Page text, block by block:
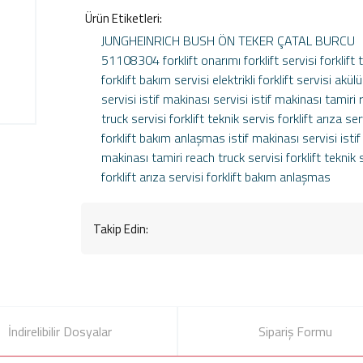
Ürün Etiketleri:
JUNGHEINRICH BUSH ÖN TEKER ÇATAL BURCU
51108304forklift onarımı forklift servisi forklift
forklift bakım servisi elektrikli forklift servisi
servisi istif makinası servisi istif makinası tamiri
truck servisi forklift teknik servis forklift arıza
forklift bakım anlaşmas istif makinası servisi istif
makinası tamiri reach truck servisi forklift teknik
forklift arıza servisi forklift bakım anlaşmas
Takip Edin:
İndirelibilir Dosyalar Sipariş Formu